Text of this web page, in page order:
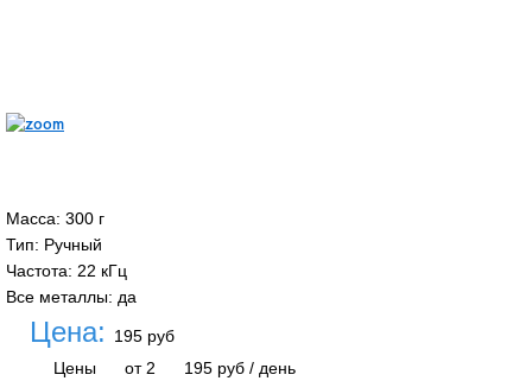
Масса: 300 г
Тип: Ручный
Частота: 22 кГц
Все металлы: да
Цена:
195 руб
Цены
от 2 195 руб / день